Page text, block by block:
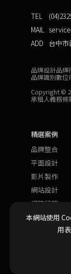
TEL
MAIL
ADD
台中
品牌設計品牌
品牌識別數位
Copyright ©
承租人義務條
精選案例
品牌整合
平面設計
影片製作
網站設計
網路行銷
本網站使用
用